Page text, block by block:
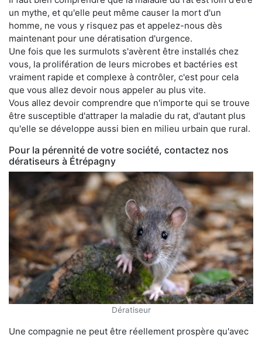
un mythe, et qu'elle peut même causer la mort d'un
homme, ne vous y risquez pas et appelez-nous dès
maintenant pour une dératisation d'urgence.
Une fois que les surmulots s'avèrent être installés chez
vous, la prolifération de leurs microbes et bactéries est
vraiment rapide et complexe à contrôler, c'est pour cela
que vous allez devoir nous appeler au plus vite.
Vous allez devoir comprendre que n'importe qui se trouve
être susceptible d'attraper la maladie du rat, d'autant plus
qu'elle se développe aussi bien en milieu urbain que rural.
Pour la pérennité de votre société, contactez nos
dératiseurs à Étrépagny
Dératiseur
Une compagnie ne peut être réellement prospère qu'avec